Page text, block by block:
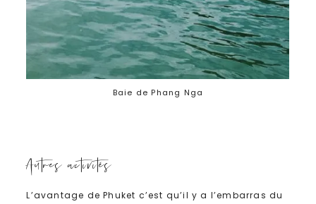
Baie de Phang Nga
Autres activités
L’avantage de Phuket c’est qu’il y a l’embarras du